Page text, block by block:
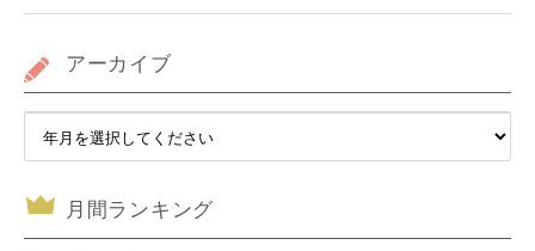
アーカイブ
月間ランキング